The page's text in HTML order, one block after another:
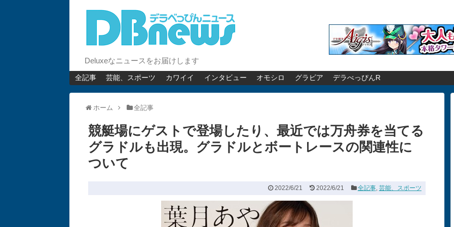
Deluxeなニュースをお届けします
全記事 芸能、スポーツ カワイイ インタビュー オモシロ グラビア デラべっぴんR
ホーム 全記事
競艇場にゲストで登場したり、最近では万舟券を当てる
グラドルも出現。グラドルとボートレースの関連性に
ついて
2022/6/21 2022/6/21 全記事, 芸能、スポーツ